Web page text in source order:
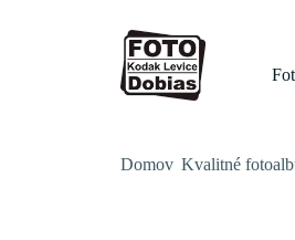
Domov Kvalitné